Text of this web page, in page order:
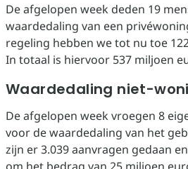
De afgelopen week deden 19
waardedaling van een
regeling hebben we tot nu toe
In totaal is hiervoor 537 miljoen
Waardedaling niet-
De afgelopen week vroegen 8
voor de waardedaling van het
zijn er 3.039 aanvragen gedaan